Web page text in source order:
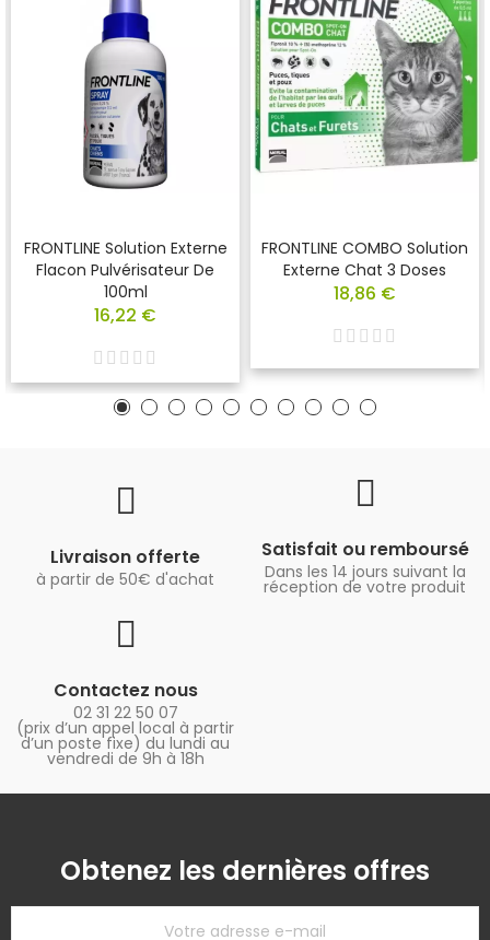
FRONTLINE Solution Externe
Flacon Pulvérisateur De
100ml
16,22 €
FRONTLINE COMBO Solution
Externe Chat 3 Doses
18,86 €
Livraison offerte
à partir de 50€ d'achat
Satisfait ou remboursé
Dans les 14 jours suivant la
réception de votre produit
Contactez nous
02 31 22 50 07
(prix d’un appel local à partir
d’un poste fixe) du lundi au
vendredi de 9h à 18h
Obtenez les dernières offres